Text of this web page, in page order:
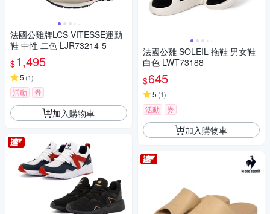
法國公雞牌LCS VITESSE運動
鞋 中性 二色 LJR73214-5
$1,495
5 (1)
活動 券
加入購物車
法國公雞 SOLEIL 拖鞋 男女鞋
白色 LWT73188
$645
5 (1)
活動 券
加入購物車